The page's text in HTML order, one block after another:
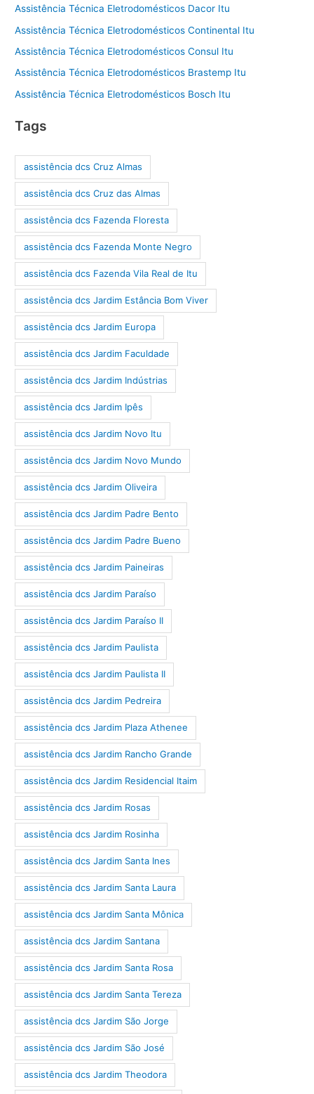
Assistência Técnica Eletrodomésticos Dacor Itu
Assistência Técnica Eletrodomésticos Continental Itu
Assistência Técnica Eletrodomésticos Consul Itu
Assistência Técnica Eletrodomésticos Brastemp Itu
Assistência Técnica Eletrodomésticos Bosch Itu
Tags
assistência dcs Cruz Almas
assistência dcs Cruz das Almas
assistência dcs Fazenda Floresta
assistência dcs Fazenda Monte Negro
assistência dcs Fazenda Vila Real de Itu
assistência dcs Jardim Estância Bom Viver
assistência dcs Jardim Europa
assistência dcs Jardim Faculdade
assistência dcs Jardim Indústrias
assistência dcs Jardim Ipês
assistência dcs Jardim Novo Itu
assistência dcs Jardim Novo Mundo
assistência dcs Jardim Oliveira
assistência dcs Jardim Padre Bento
assistência dcs Jardim Padre Bueno
assistência dcs Jardim Paineiras
assistência dcs Jardim Paraíso
assistência dcs Jardim Paraíso II
assistência dcs Jardim Paulista
assistência dcs Jardim Paulista II
assistência dcs Jardim Pedreira
assistência dcs Jardim Plaza Athenee
assistência dcs Jardim Rancho Grande
assistência dcs Jardim Residencial Itaim
assistência dcs Jardim Rosas
assistência dcs Jardim Rosinha
assistência dcs Jardim Santa Ines
assistência dcs Jardim Santa Laura
assistência dcs Jardim Santa Mônica
assistência dcs Jardim Santana
assistência dcs Jardim Santa Rosa
assistência dcs Jardim Santa Tereza
assistência dcs Jardim São Jorge
assistência dcs Jardim São José
assistência dcs Jardim Theodora